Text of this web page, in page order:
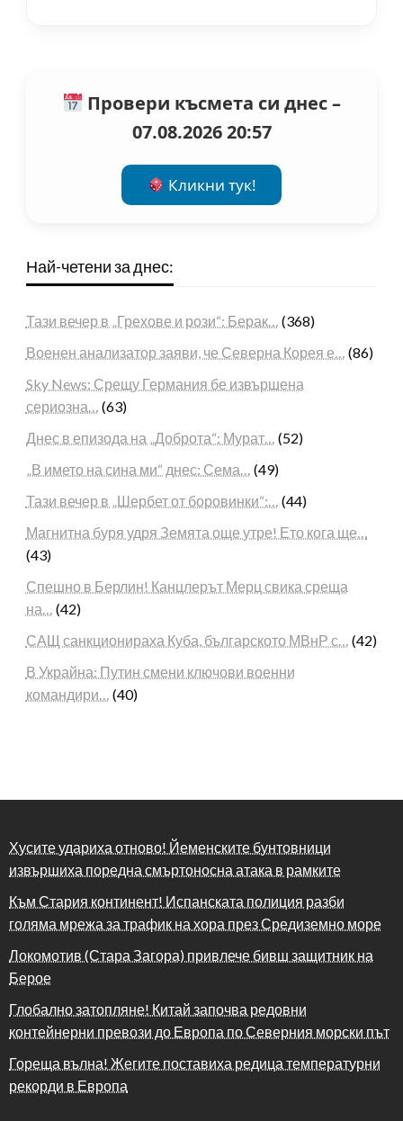
Провери късмета си днес –
07.08.2026 20:57
Кликни тук!
Най-четени за днес:
Тази вечер в „Грехове и рози“: Берак… (368)
Военен анализатор заяви, че Северна Корея е… (86)
Sky News: Срещу Германия бе извършена
сериозна… (63)
Днес в епизода на „Доброта“: Мурат… (52)
„В името на сина ми“ днес: Сема… (49)
Тази вечер в „Шербет от боровинки“:… (44)
Магнитна буря удря Земята още утре! Ето кога ще…
(43)
Спешно в Берлин! Канцлерът Мерц свика среща
на… (42)
САЩ санкционираха Куба, българското МВнР с… (42)
В Украйна: Путин смени ключови военни
командири… (40)
Хусите удариха отново! Йеменските бунтовници
извършиха поредна смъртоносна атака в рамките
Към Стария континент! Испанската полиция разби
голяма мрежа за трафик на хора през Средиземно море
Локомотив (Стара Загора) привлече бивш защитник на
Берое
Глобално затопляне! Китай започва редовни
контейнерни превози до Европа по Северния морски път
Гореща вълна! Жегите поставиха редица температурни
рекорди в Европа